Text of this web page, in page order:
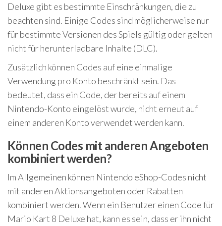
Deluxe gibt es bestimmte Einschränkungen, die zu
beachten sind. Einige Codes sind möglicherweise nur
für bestimmte Versionen des Spiels gültig oder gelten
nicht für herunterladbare Inhalte (DLC).
Zusätzlich können Codes auf eine einmalige
Verwendung pro Konto beschränkt sein. Das
bedeutet, dass ein Code, der bereits auf einem
Nintendo-Konto eingelöst wurde, nicht erneut auf
einem anderen Konto verwendet werden kann.
Können Codes mit anderen Angeboten
kombiniert werden?
Im Allgemeinen können Nintendo eShop-Codes nicht
mit anderen Aktionsangeboten oder Rabatten
kombiniert werden. Wenn ein Benutzer einen Code für
Mario Kart 8 Deluxe hat, kann es sein, dass er ihn nicht